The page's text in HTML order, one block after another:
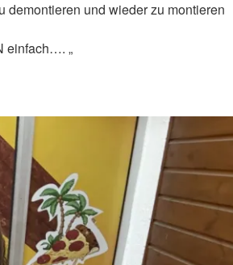
demontieren und wieder zu montieren
einfach…. „